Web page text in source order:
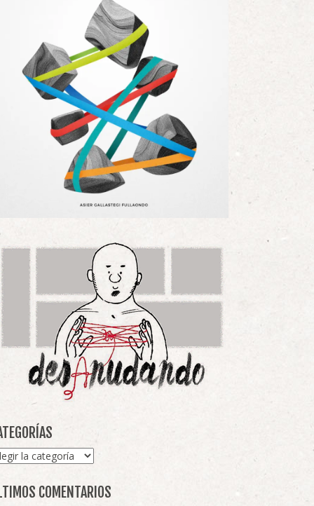
COMENTARIOS